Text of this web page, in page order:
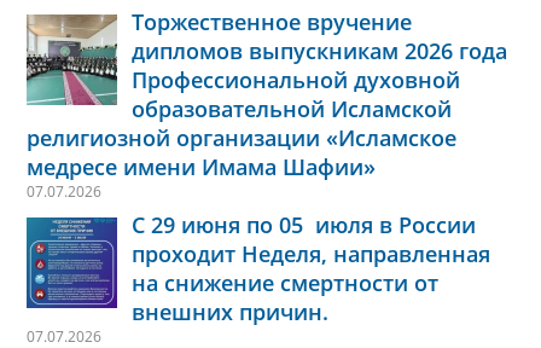
Торжественное вручение
дипломов выпускникам 2026 года
Профессиональной духовной
образовательной Исламской
религиозной организации «Исламское
медресе имени Имама Шафии»
07.07.2026
С 29 июня по 05 июля в России
проходит Неделя, направленная
на снижение смертности от
внешних причин.
07.07.2026